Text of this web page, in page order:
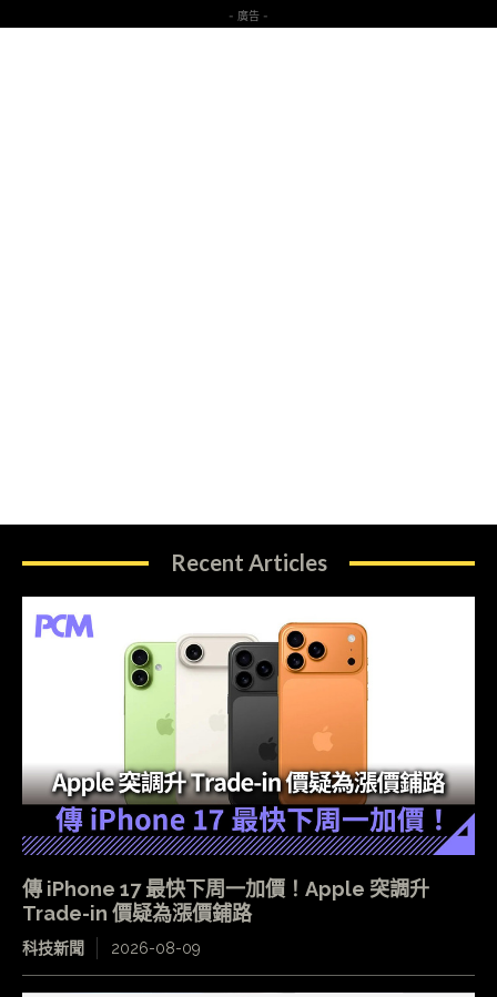
- 廣告 -
Recent Articles
傳 iPhone 17 最快下周一加價！Apple 突調升
Trade-in 價疑為漲價鋪路
科技新聞 2026-08-09